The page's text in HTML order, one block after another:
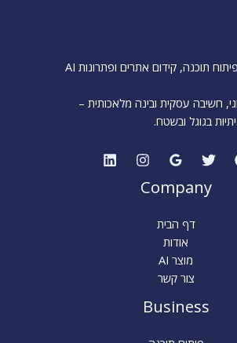
TAPPER מתמחה בפיתוח תוכנה, קידום אתרים ופתרונות AI
חשיבה עסקית ובינה מלאכותית –
בגוגל ובשטח.
Company
דף הבית
אודות
מוצר AI
צור קשר
Business